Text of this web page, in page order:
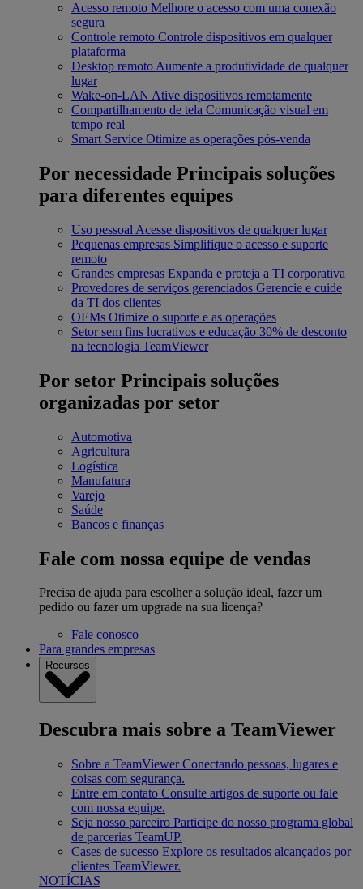
Acesso remoto Melhore o acesso com uma conexão
segura
Controle remoto Controle dispositivos em qualquer
plataforma
Desktop remoto Aumente a produtividade de qualquer
lugar
Wake-on-LAN Ative dispositivos remotamente
Compartilhamento de tela Comunicação visual em
tempo real
Smart Service Otimize as operações pós-venda
Por necessidade Principais soluções
para diferentes equipes
Uso pessoal Acesse dispositivos de qualquer lugar
Pequenas empresas Simplifique o acesso e suporte
remoto
Grandes empresas Expanda e proteja a TI corporativa
Provedores de serviços gerenciados Gerencie e cuide
da TI dos clientes
OEMs Otimize o suporte e as operações
Setor sem fins lucrativos e educação 30% de desconto
na tecnologia TeamViewer
Por setor Principais soluções
organizadas por setor
Automotiva
Agricultura
Logística
Manufatura
Varejo
Saúde
Bancos e finanças
Fale com nossa equipe de vendas
Precisa de ajuda para escolher a solução ideal, fazer um
pedido ou fazer um upgrade na sua licença?
Fale conosco
Para grandes empresas
Recursos
Descubra mais sobre a TeamViewer
Sobre a TeamViewer Conectando pessoas, lugares e
coisas com segurança.
Entre em contato Consulte artigos de suporte ou fale
com nossa equipe.
Seja nosso parceiro Participe do nosso programa global
de parcerias TeamUP.
Cases de sucesso Explore os resultados alcançados por
clientes TeamViewer.
NOTÍCIAS